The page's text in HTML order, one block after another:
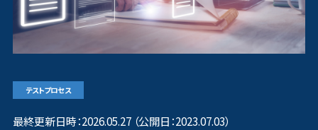
テストプロセス
最終更新日時：2026.05.27 （公開日：2023.07.03）